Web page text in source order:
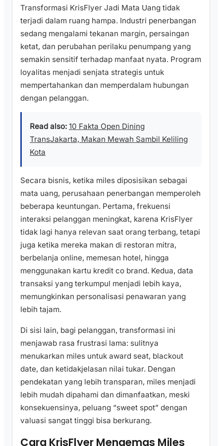
Transformasi KrisFlyer Jadi Mata Uang tidak
terjadi dalam ruang hampa. Industri penerbangan
sedang mengalami tekanan margin, persaingan
ketat, dan perubahan perilaku penumpang yang
semakin sensitif terhadap manfaat nyata. Program
loyalitas menjadi senjata strategis untuk
mempertahankan dan memperdalam hubungan
dengan pelanggan.
Read also: 10 Fakta Open Dining
TransJakarta, Makan Mewah Sambil Keliling
Kota
Secara bisnis, ketika miles diposisikan sebagai
mata uang, perusahaan penerbangan memperoleh
beberapa keuntungan. Pertama, frekuensi
interaksi pelanggan meningkat, karena KrisFlyer
tidak lagi hanya relevan saat orang terbang, tetapi
juga ketika mereka makan di restoran mitra,
berbelanja online, memesan hotel, hingga
menggunakan kartu kredit co brand. Kedua, data
transaksi yang terkumpul menjadi lebih kaya,
memungkinkan personalisasi penawaran yang
lebih tajam.
Di sisi lain, bagi pelanggan, transformasi ini
menjawab rasa frustrasi lama: sulitnya
menukarkan miles untuk award seat, blackout
date, dan ketidakjelasan nilai tukar. Dengan
pendekatan yang lebih transparan, miles menjadi
lebih mudah dipahami dan dimanfaatkan, meski
konsekuensinya, peluang “sweet spot” dengan
valuasi sangat tinggi bisa berkurang.
Cara KrisFlyer Mengemas Miles